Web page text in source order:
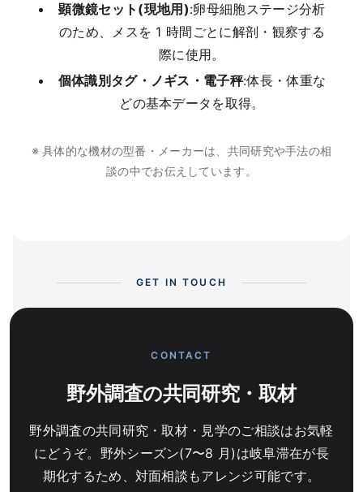
顕微鏡セット(現地用):卵母細胞ステージ分析
のため、メスを 1 時間ごとに解剖・観察する
際に使用。
個体識別タグ・ノギス・電子秤:体長・体重な
どの基本データを取得。
※ 具体的な機材の型番・メーカーは、共同研究や手法の相
談の中でお伝えしています。
GET IN TOUCH
CONTACT
野外調査の共同研究・取材
野外調査の共同研究・取材・見学のご相談はお気軽
にどうぞ。野外シーズン(7〜8 月)は岐阜滞在が長
期化するため、対面相談もアレンジ可能です。